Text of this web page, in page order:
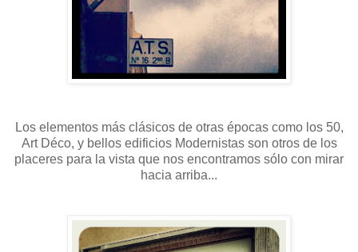
Los elementos más clásicos de otras épocas como los 50,
Art Déco, y bellos edificios Modernistas son otros de los
placeres para la vista que nos encontramos sólo con mirar
hacia arriba...